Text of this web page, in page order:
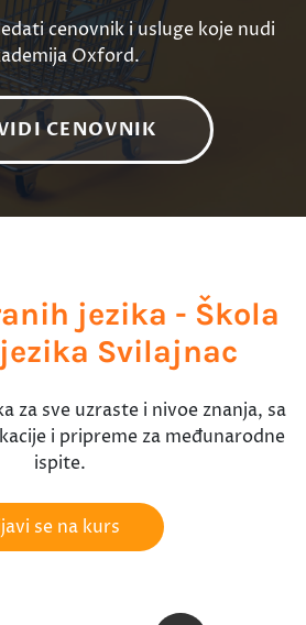
cenovnik i usluge koje nudi
Oxford.
CENOVNIK
jezika - Škola
Svilajnac
za sve uzraste i nivoe znanja, sa
i pripreme za međunarodne
ispite.
se na kurs